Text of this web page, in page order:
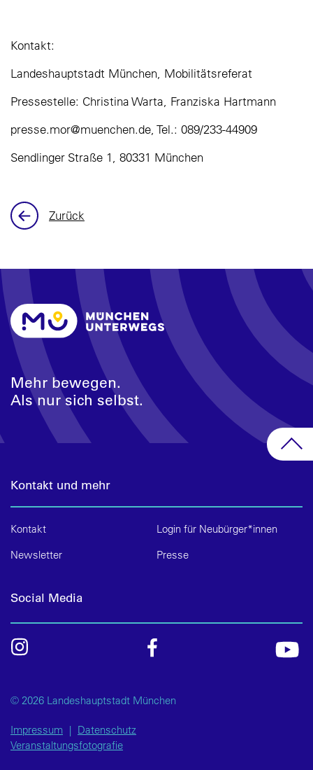
Kontakt:
Landeshauptstadt München, Mobilitätsreferat
Pressestelle: Christina Warta, Franziska Hartmann
presse.mor@muenchen.de, Tel.: 089/233-44909
Sendlinger Straße 1, 80331 München
Zurück
Mehr bewegen.
Als nur sich selbst.
Kontakt und mehr
Kontakt
Login für Neubürger*innen
Newsletter
Presse
Social Media
© 2026 Landeshauptstadt München
Impressum | Datenschutz
Veranstaltungsfotografie